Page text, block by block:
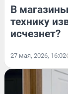
В
технику
исчезнет?
27 мая, 2026, 16:02